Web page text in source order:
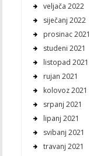
veljača 2022
siječanj 2022
prosinac 2021
studeni 2021
listopad 2021
rujan 2021
kolovoz 2021
srpanj 2021
lipanj 2021
svibanj 2021
travanj 2021